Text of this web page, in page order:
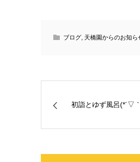
ブログ, 天橋園からのお知ら
初詣とゆず風呂(*´▽